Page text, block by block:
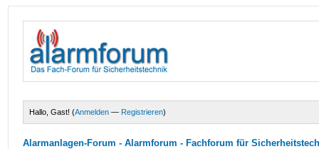
Hallo, Gast! (Anmelden — Registrieren)
Alarmanlagen-Forum - Alarmforum - Fachforum für